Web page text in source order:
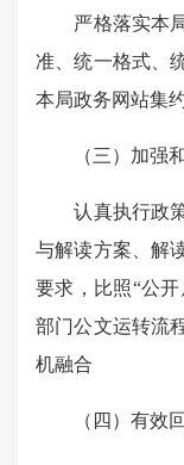
严格落实本
准、统一格式、
本局政务网站集
（三）加强
认真执行政
与解读方案、解
要求，比照“公开
部门公文运转流
机融合
（四）有效